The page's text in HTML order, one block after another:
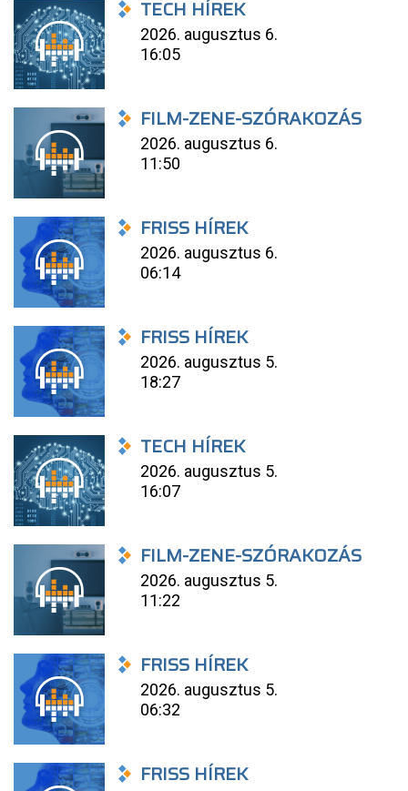
TECH HÍREK
2026. augusztus 6.
16:05
FILM-ZENE-SZÓRAKOZÁS
2026. augusztus 6.
11:50
FRISS HÍREK
2026. augusztus 6.
06:14
FRISS HÍREK
2026. augusztus 5.
18:27
TECH HÍREK
2026. augusztus 5.
16:07
FILM-ZENE-SZÓRAKOZÁS
2026. augusztus 5.
11:22
FRISS HÍREK
2026. augusztus 5.
06:32
FRISS HÍREK